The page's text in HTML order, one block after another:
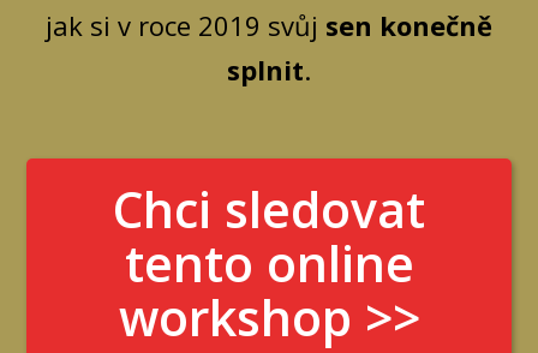
jak si v roce 2019 svůj sen konečně
splnit.
Chci sledovat
tento online
workshop >>